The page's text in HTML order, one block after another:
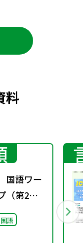
料
国語ワー
（第2
国語